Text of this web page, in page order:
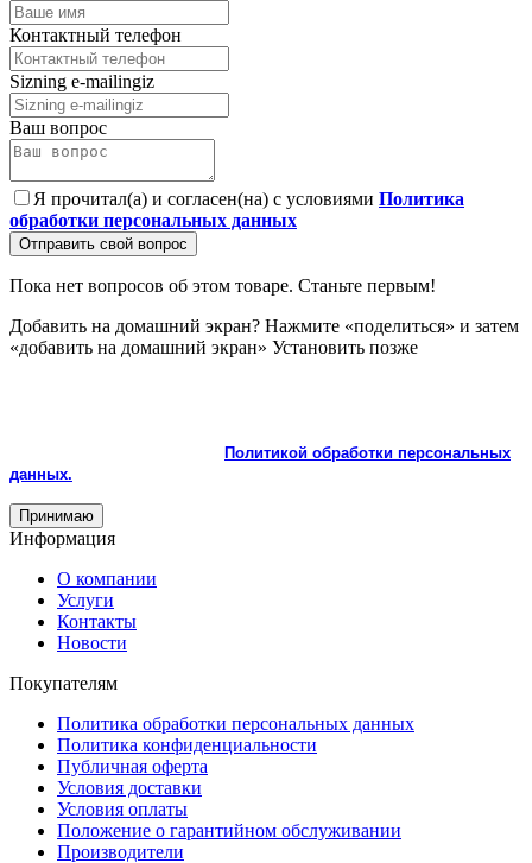
Контактный телефон
Sizning e-mailingiz
Ваш вопрос
Я прочитал(а) и согласен(на) с условиями Политика
обработки персональных данных
Отправить свой вопрос
Пока нет вопросов об этом товаре. Станьте первым!
Добавить на домашний экран? Нажмите «поделиться» и затем
«добавить на домашний экран» Установить позже
Политикой обработки персональных
данных.
Принимаю
Информация
О компании
Услуги
Контакты
Новости
Покупателям
Политика обработки персональных данных
Политика конфиденциальности
Публичная оферта
Условия доставки
Условия оплаты
Положение о гарантийном обслуживании
Производители